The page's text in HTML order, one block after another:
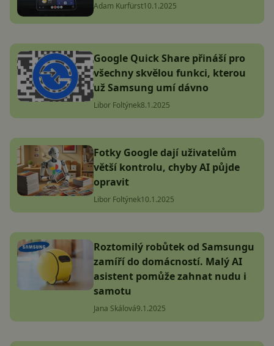
Adam Kurfürst10.1.2025
Google Quick Share přináší pro
všechny skvělou funkci, kterou
už Samsung umí dávno
Libor Foltýnek8.1.2025
Fotky Google dají uživatelům
větší kontrolu, chyby AI půjde
opravit
Libor Foltýnek10.1.2025
Roztomilý robůtek od Samsungu
zamíří do domácností. Malý AI
asistent pomůže zahnat nudu i
samotu
Jana Skálová9.1.2025